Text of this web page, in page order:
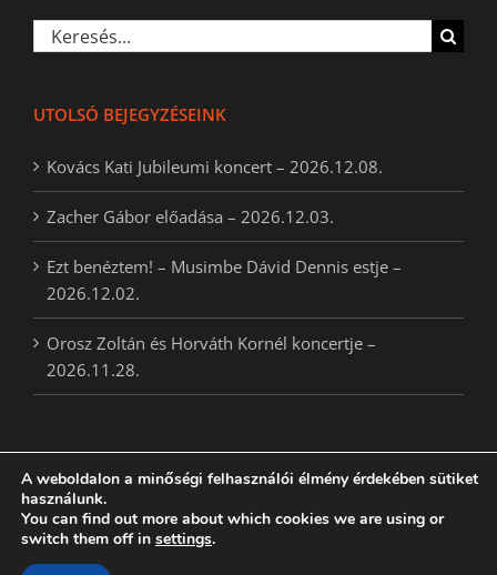
Keresés...
UTOLSÓ BEJEGYZÉSEINK
Kovács Kati Jubileumi koncert – 2026.12.08.
Zacher Gábor előadása – 2026.12.03.
Ezt benéztem! – Musimbe Dávid Dennis estje –
2026.12.02.
Orosz Zoltán és Horváth Kornél koncertje –
2026.11.28.
Copyright 2018 | BESSENYEI FERENC Művelődési Központ | Created
byStarGeckos
A weboldalon a minőségi felhasználói élmény érdekében sütiket
használunk.
You can find out more about which cookies we are using or
switch them off in settings.